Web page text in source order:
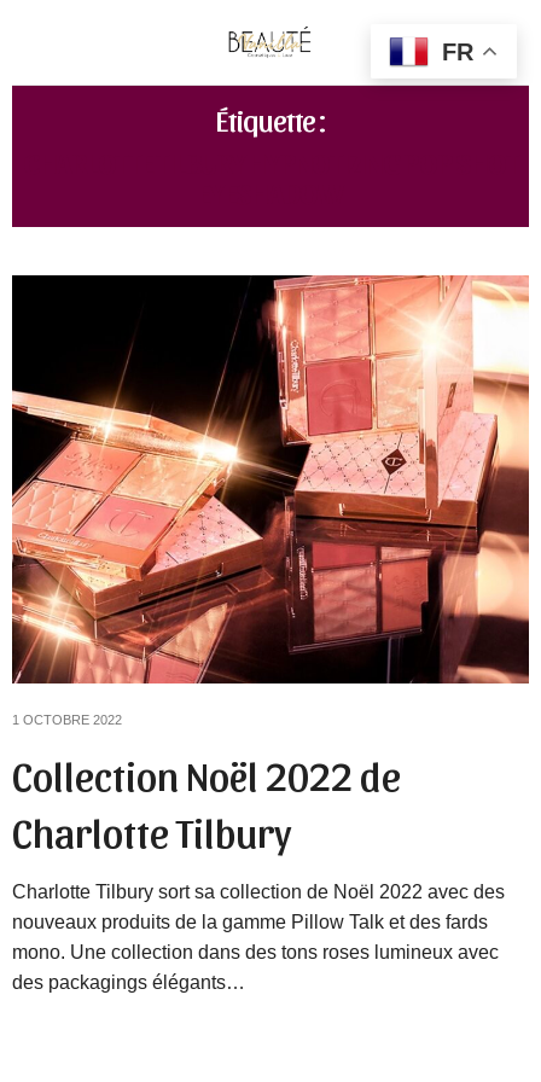
Étiquette :
1 OCTOBRE 2022
Collection Noël 2022 de
Charlotte Tilbury
Charlotte Tilbury sort sa collection de Noël 2022 avec des
nouveaux produits de la gamme Pillow Talk et des fards
mono. Une collection dans des tons roses lumineux avec
des packagings élégants…
FR